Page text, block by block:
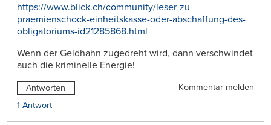
https://www.blick.ch/community/leser-zu-
praemienschock-einheitskasse-oder-abschaffung-des-
obligatoriums-id21285868.html
Wenn der Geldhahn zugedreht wird, dann verschwindet
auch die kriminelle Energie!
Antworten
Kommentar melden
1 Antwort